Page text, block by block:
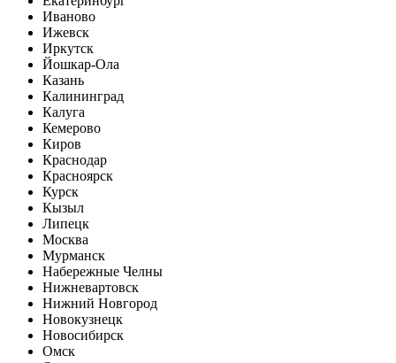
Иваново
Ижевск
Иркутск
Йошкар-Ола
Казань
Калининград
Калуга
Кемерово
Киров
Краснодар
Красноярск
Курск
Кызыл
Липецк
Москва
Мурманск
Набережные Челны
Нижневартовск
Нижний Новгород
Новокузнецк
Новосибирск
Омск